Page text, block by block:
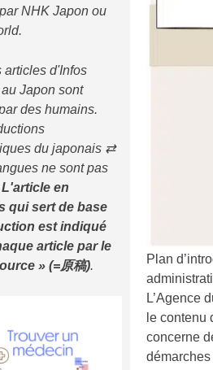
NHK Japon ou
articles d'Infos
Japon sont
des humains.
du japonais ⇄
ne sont pas
L'article en
qui sert de base
est indiqué
article par le
» (=原稿).
Plan
L’Agence
le contenu
concerne